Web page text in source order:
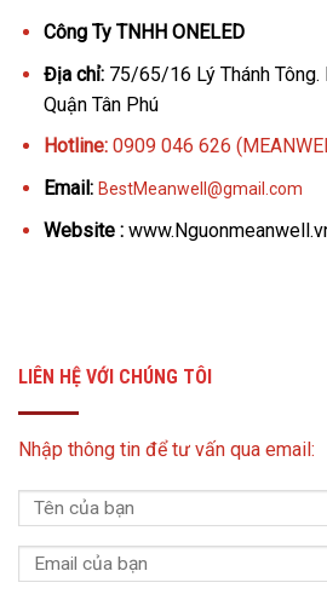
Công Ty TNHH ONELED
Địa chỉ:75/65/16 Lý Thánh Tông.
Quận Tân Phú
Hotline:0909 046 626
Email: BestMeanwell@gmail.com
Website :
LIÊN HỆ VỚI CHÚNG TÔI
Nhập thông tin để tư vấn qua email: